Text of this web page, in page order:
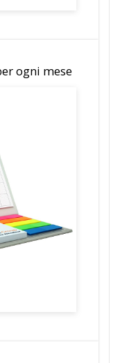
ogni mese